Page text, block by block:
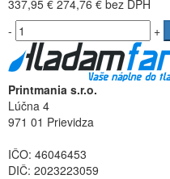
337,95 € 274,76 € bez DPH
-
+
Printmania s.r.o.
Lúčna 4
971 01 Prievidza
IČO: 46046453
DIČ: 2023223059